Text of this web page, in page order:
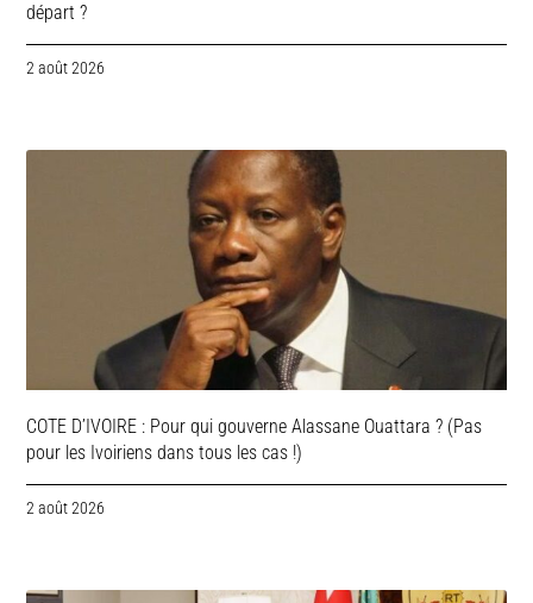
départ ?
2 août 2026
COTE D’IVOIRE : Pour qui gouverne Alassane Ouattara ? (Pas
pour les Ivoiriens dans tous les cas !)
2 août 2026